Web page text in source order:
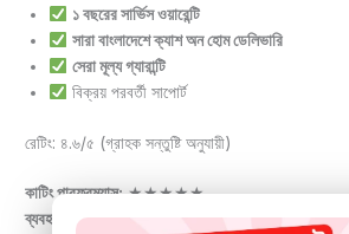
১ বছরের সার্ভিস ওয়ারেন্টি
সারা বাংলাদেশে ক্যাশ অন হোম ডেলিভারি
সেরা মূল্য গ্যারান্টি
বিক্রয় পরবর্তী সাপোর্ট
রেটিং: ৪.৬/৫ (গ্রাহক সন্তুষ্টি অনুযায়ী)
কাটিং পারফরম্যান্স:★★★★★
ব্যবহারের আরাম:★★★★★